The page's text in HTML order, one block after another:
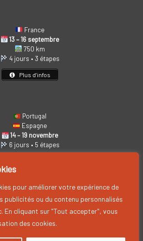
pour améliorer votre expérience de
publicités ou du contenu personnalisés
En cliquant sur "Tout accepter", vous
des cookies.
France
13 – 16 septembre
750 km
4 jours • 3 étapes
Plus d’infos
Portugal
Espagne
14 – 19 novembre
6 jours • 5 étapes